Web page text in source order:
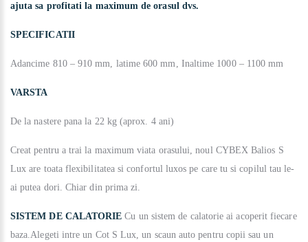
ajuta sa profitati la maximum de orasul dvs.
SPECIFICATII
Adancime 810 – 910 mm, latime 600 mm, Inaltime 1000 – 1100 mm
VARSTA
De la nastere pana la 22 kg (aprox. 4 ani)
Creat pentru a trai la maximum viata orasului, noul CYBEX Balios S
Lux are toata flexibilitatea si confortul luxos pe care tu si copilul tau le-
ai putea dori. Chiar din prima zi.
SISTEM DE CALATORIE Cu un sistem de calatorie ai acoperit fiecare
baza.Alegeti intre un Cot S Lux, un scaun auto pentru copii sau un